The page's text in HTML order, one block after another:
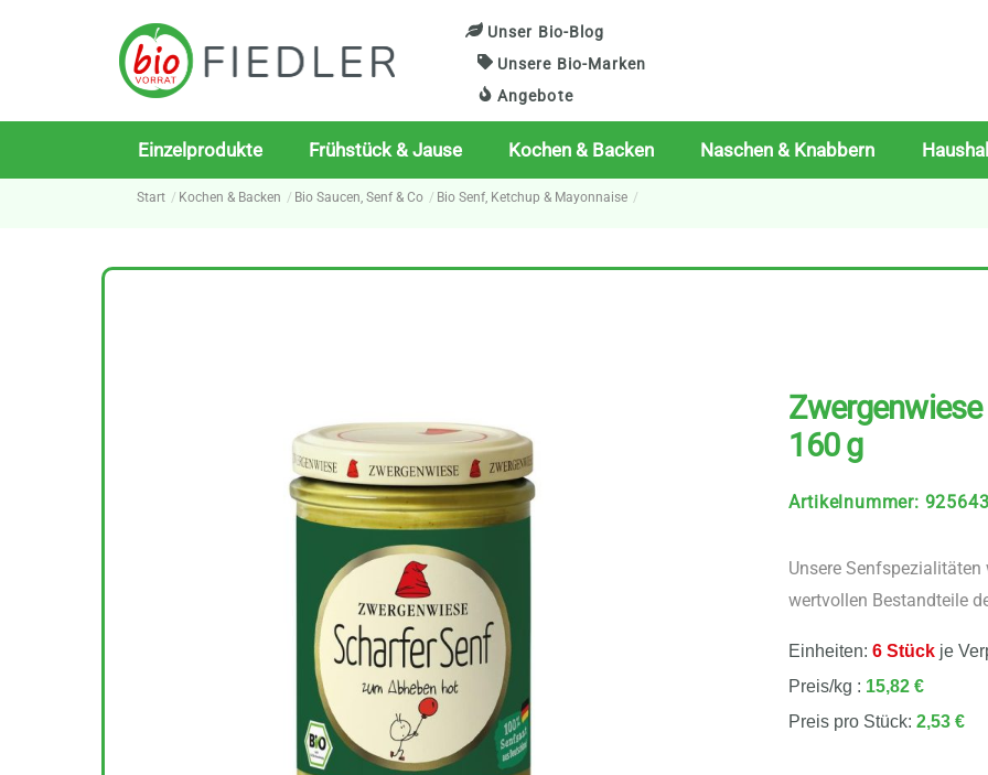
Unser Bio-Blog
Unsere Bio-Marken
Angebote
Einzelprodukte Frühstück & Jause Kochen & Backen Naschen & Knabbern
Start Kochen & Backen Bio Saucen, Senf & Co Bio Senf, Ketchup & Mayonnaise
160 g
Artikelnummer:
Unsere
wertvollen Bestandteile
Einheiten:6 Stück je
Preis/kg : 15,82 €
Preis pro Stück:2,53 €